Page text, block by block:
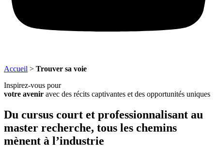
Accueil > Trouver sa voie
Inspirez-vous pour
votre avenir avec des récits captivantes et des opportunités uniques
Du cursus court et professionnalisant au
master recherche, tous les chemins
mènent à l’industrie